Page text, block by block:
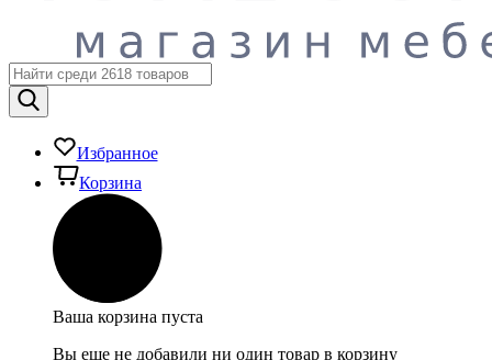
Избранное
Корзина
Ваша корзина пуста
Вы еще не добавили ни один товар в корзину